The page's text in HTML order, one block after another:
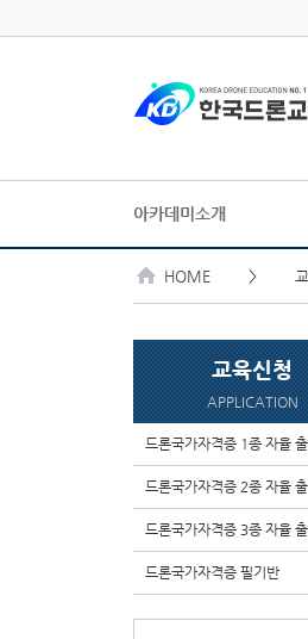
아카데미소개
HOME > 교
교육신청
APPLICATION
드론국가자격증 1종 자율
드론국가자격증 2종 자율
드론국가자격증 3종 자율
드론국가자격증 필기반